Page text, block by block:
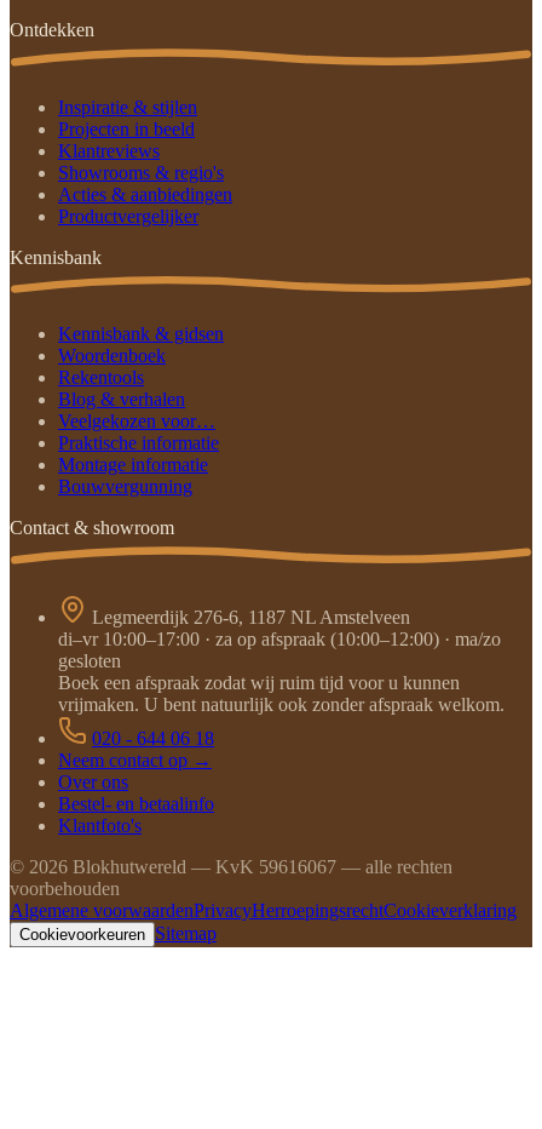
Ontdekken
Inspiratie & stijlen
Projecten in beeld
Klantreviews
Showrooms & regio's
Acties & aanbiedingen
Productvergelijker
Kennisbank
Kennisbank & gidsen
Woordenboek
Rekentools
Blog & verhalen
Veelgekozen voor…
Praktische informatie
Montage informatie
Bouwvergunning
Contact & showroom
Legmeerdijk 276-6, 1187 NL Amstelveen
di–vr 10:00–17:00 · za op afspraak (10:00–12:00) · ma/zo
gesloten
Boek een afspraak zodat wij ruim tijd voor u kunnen
vrijmaken. U bent natuurlijk ook zonder afspraak welkom.
020 - 644 06 18
Neem contact op →
Over ons
Bestel- en betaalinfo
Klantfoto's
© 2026 Blokhutwereld — KvK 59616067 — alle rechten
voorbehouden
Algemene voorwaardenPrivacyHerroepingsrechtCookieverklaring
Cookievoorkeuren Sitemap